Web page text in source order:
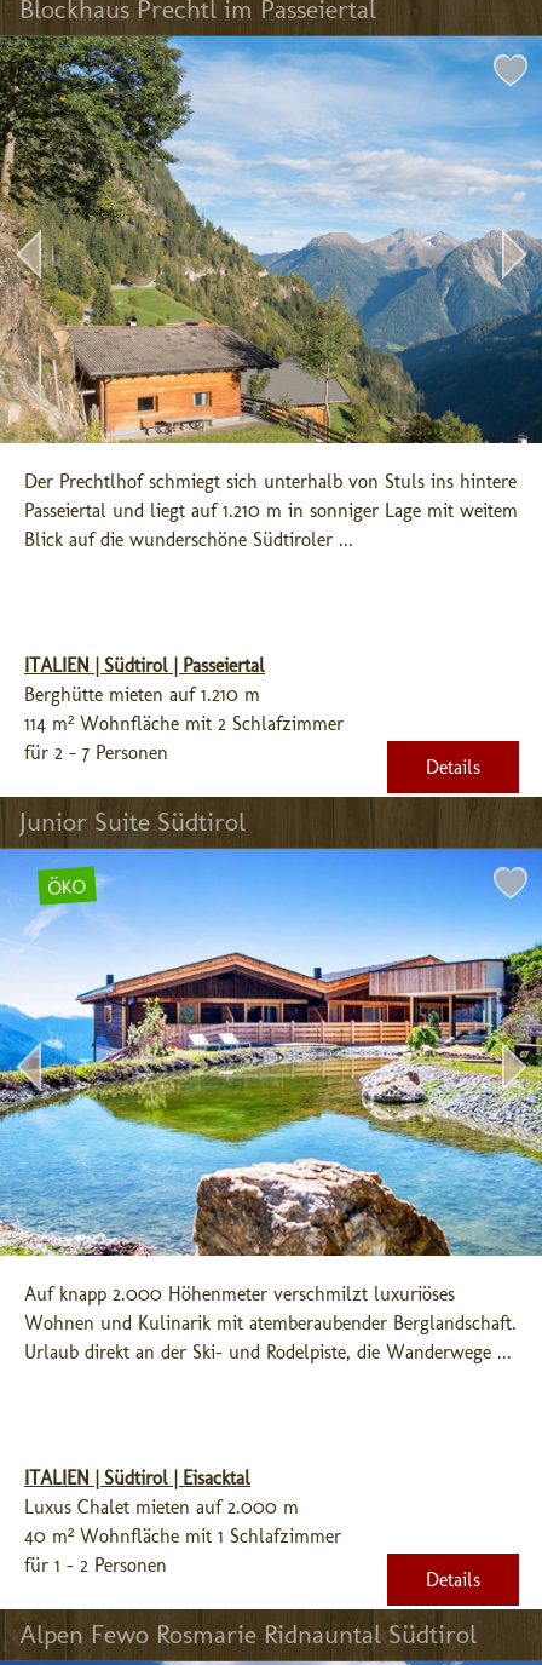
Blockhaus Prechtl im Passeiertal
Der Prechtlhof schmiegt sich unterhalb von Stuls ins hintere
Passeiertal und liegt auf 1.210 m in sonniger Lage mit weitem
Blick auf die wunderschöne Südtiroler ...
ITALIEN | Südtirol | Passeiertal
Berghütte mieten auf 1.210 m
114 m² Wohnfläche mit 2 Schlafzimmer
für 2 - 7 Personen
Details
Junior Suite Südtirol
ÖKO
Auf knapp 2.000 Höhenmeter verschmilzt luxuriöses
Wohnen und Kulinarik mit atemberaubender Berglandschaft.
Urlaub direkt an der Ski- und Rodelpiste, die Wanderwege ...
ITALIEN | Südtirol | Eisacktal
Luxus Chalet mieten auf 2.000 m
40 m² Wohnfläche mit 1 Schlafzimmer
für 1 - 2 Personen
Details
Alpen Fewo Rosmarie Ridnauntal Südtirol